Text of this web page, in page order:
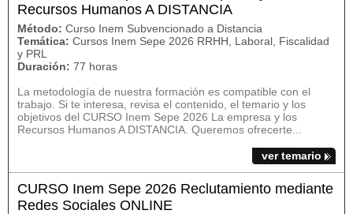
Recursos Humanos A DISTANCIA
Método: Curso Inem Subvencionado a Distancia
Temática: Cursos Inem Sepe 2026 RRHH, Laboral, Fiscalidad
y PRL
Duración: 77 horas
La metodología de nuestra formación es compatible con el
trabajo. Si te interesa, revisa el contenido, el temario y los
objetivos del CURSO Inem Sepe 2026 La empresa y los
Recursos Humanos A DISTANCIA. Queremos ofrecerte...
ver temario
CURSO Inem Sepe 2026 Reclutamiento mediante
Redes Sociales ONLINE